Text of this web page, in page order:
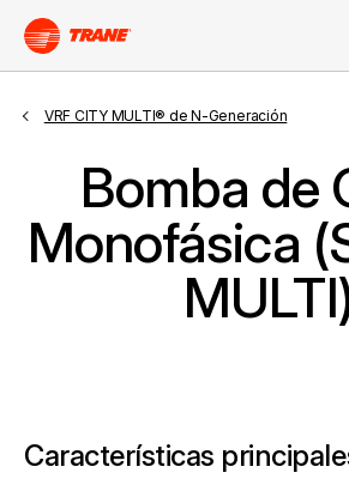
VRF CITY MULTI® de N-Generación
Bomba de
Monofásica
Características